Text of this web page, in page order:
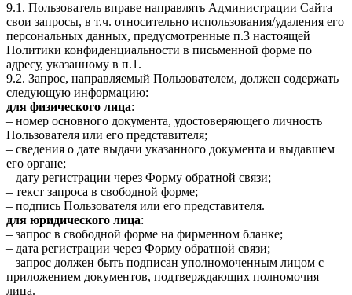
9.1. Пользователь вправе направлять Администрации Сайта
свои запросы, в т.ч. относительно использования/удаления его
персональных данных, предусмотренные п.3 настоящей
Политики конфиденциальности в письменной форме по
адресу, указанному в п.1.
9.2. Запрос, направляемый Пользователем, должен содержать
следующую информацию:
для физического лица:
– номер основного документа, удостоверяющего личность
Пользователя или его представителя;
– сведения о дате выдачи указанного документа и выдавшем
его органе;
– дату регистрации через Форму обратной связи;
– текст запроса в свободной форме;
– подпись Пользователя или его представителя.
для юридического лица:
– запрос в свободной форме на фирменном бланке;
– дата регистрации через Форму обратной связи;
– запрос должен быть подписан уполномоченным лицом с
приложением документов, подтверждающих полномочия
лица.